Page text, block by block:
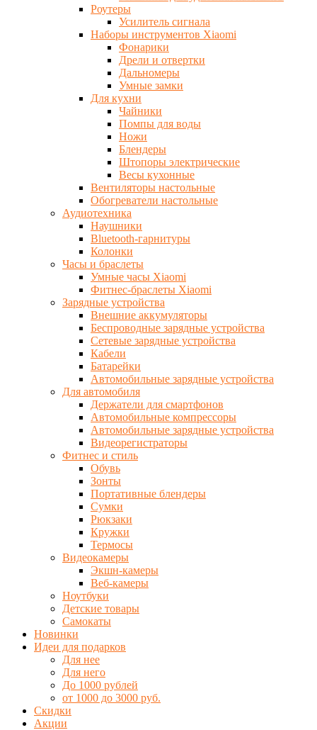
Роутеры
Усилитель сигнала
Наборы инструментов Xiaomi
Фонарики
Дрели и отвертки
Дальномеры
Умные замки
Для кухни
Чайники
Помпы для воды
Ножи
Блендеры
Штопоры электрические
Весы кухонные
Вентиляторы настольные
Обогреватели настольные
Аудиотехника
Наушники
Bluetooth-гарнитуры
Колонки
Часы и браслеты
Умные часы Xiaomi
Фитнес-браслеты Xiaomi
Зарядные устройства
Внешние аккумуляторы
Беспроводные зарядные устройства
Сетевые зарядные устройства
Кабели
Батарейки
Автомобильные зарядные устройства
Для автомобиля
Держатели для смартфонов
Автомобильные компрессоры
Автомобильные зарядные устройства
Видеорегистраторы
Фитнес и стиль
Обувь
Зонты
Портативные блендеры
Сумки
Рюкзаки
Кружки
Термосы
Видеокамеры
Экшн-камеры
Веб-камеры
Ноутбуки
Детские товары
Самокаты
Новинки
Идеи для подарков
Для нее
Для него
До 1000 рублей
от 1000 до 3000 руб.
Скидки
Акции